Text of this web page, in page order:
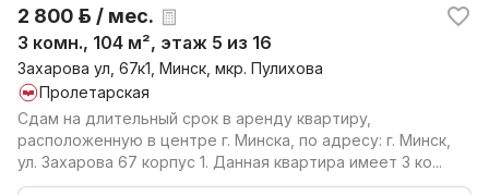
2 800 р. / мес.
3 комн., 104 м², этаж 5 из 16
Захарова ул, 67к1, Минск, мкр. Пулихова
Пролетарская
Сдам на длительный срок в аренду квартиру,
расположенную в центре г. Минска, по адресу: г. Минск,
ул. Захарова 67 корпус 1. Данная квартира имеет 3 ко...